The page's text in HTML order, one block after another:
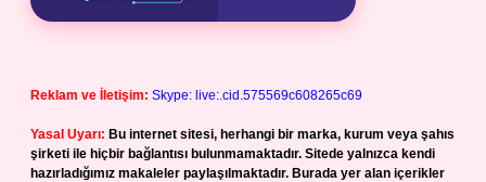
Reklam ve İletişim: Skype: live:.cid.575569c608265c69
Yasal Uyarı: Bu internet sitesi, herhangi bir marka, kurum veya şahıs
şirketi ile hiçbir bağlantısı bulunmamaktadır. Sitede yalnızca kendi
hazırladığımız makaleler paylaşılmaktadır. Burada yer alan içerikler